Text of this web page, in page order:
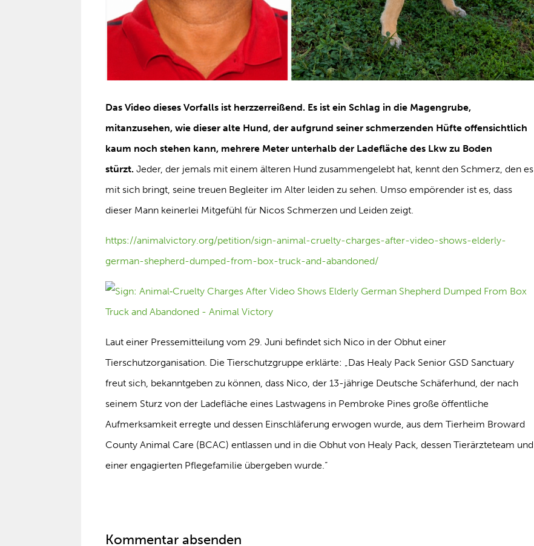
Das Video dieses Vorfalls ist herzzerreißend. Es ist ein Schlag in die Magengrube,
mitanzusehen, wie dieser alte Hund, der aufgrund seiner schmerzenden Hüfte offensichtlich
kaum noch stehen kann, mehrere Meter unterhalb der Ladefläche des Lkw zu Boden
stürzt. Jeder, der jemals mit einem älteren Hund zusammengelebt hat, kennt den Schmerz, den es
mit sich bringt, seine treuen Begleiter im Alter leiden zu sehen. Umso empörender ist es, dass
dieser Mann keinerlei Mitgefühl für Nicos Schmerzen und Leiden zeigt.
https://animalvictory.org/petition/sign-animal-cruelty-charges-after-video-shows-elderly-
german-shepherd-dumped-from-box-truck-and-abandoned/
Laut einer Pressemitteilung vom 29. Juni befindet sich Nico in der Obhut einer
Tierschutzorganisation. Die Tierschutzgruppe erklärte: „Das Healy Pack Senior GSD Sanctuary
freut sich, bekanntgeben zu können, dass Nico, der 13-jährige Deutsche Schäferhund, der nach
seinem Sturz von der Ladefläche eines Lastwagens in Pembroke Pines große öffentliche
Aufmerksamkeit erregte und dessen Einschläferung erwogen wurde, aus dem Tierheim Broward
County Animal Care (BCAC) entlassen und in die Obhut von Healy Pack, dessen Tierärzteteam und
einer engagierten Pflegefamilie übergeben wurde.“
Kommentar absenden